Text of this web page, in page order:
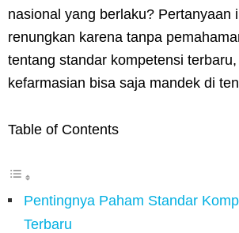
nasional yang berlaku? Pertanyaan
renungkan karena tanpa
tentang standar kompetensi
kefarmasian bisa saja mandek di
Table of Contents
Pentingnya Paham Standar
Terbaru